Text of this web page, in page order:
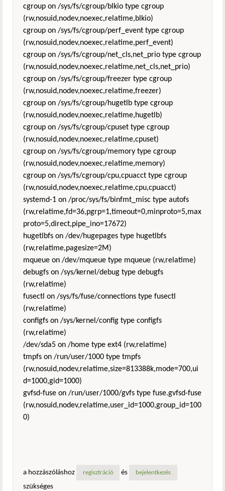
cgroup on /sys/fs/cgroup/blkio type cgroup
(rw,nosuid,nodev,noexec,relatime,blkio)
cgroup on /sys/fs/cgroup/perf_event type cgroup
(rw,nosuid,nodev,noexec,relatime,perf_event)
cgroup on /sys/fs/cgroup/net_cls,net_prio type cgroup
(rw,nosuid,nodev,noexec,relatime,net_cls,net_prio)
cgroup on /sys/fs/cgroup/freezer type cgroup
(rw,nosuid,nodev,noexec,relatime,freezer)
cgroup on /sys/fs/cgroup/hugetlb type cgroup
(rw,nosuid,nodev,noexec,relatime,hugetlb)
cgroup on /sys/fs/cgroup/cpuset type cgroup
(rw,nosuid,nodev,noexec,relatime,cpuset)
cgroup on /sys/fs/cgroup/memory type cgroup
(rw,nosuid,nodev,noexec,relatime,memory)
cgroup on /sys/fs/cgroup/cpu,cpuacct type cgroup
(rw,nosuid,nodev,noexec,relatime,cpu,cpuacct)
systemd-1 on /proc/sys/fs/binfmt_misc type autofs
(rw,relatime,fd=36,pgrp=1,timeout=0,minproto=5,max
proto=5,direct,pipe_ino=17672)
hugetlbfs on /dev/hugepages type hugetlbfs
(rw,relatime,pagesize=2M)
mqueue on /dev/mqueue type mqueue (rw,relatime)
debugfs on /sys/kernel/debug type debugfs
(rw,relatime)
fusectl on /sys/fs/fuse/connections type fusectl
(rw,relatime)
configfs on /sys/kernel/config type configfs
(rw,relatime)
/dev/sda5 on /home type ext4 (rw,relatime)
tmpfs on /run/user/1000 type tmpfs
(rw,nosuid,nodev,relatime,size=813388k,mode=700,ui
d=1000,gid=1000)
gvfsd-fuse on /run/user/1000/gvfs type fuse.gvfsd-fuse
(rw,nosuid,nodev,relatime,user_id=1000,group_id=100
0)
a hozzászóláshoz regisztráció és bejelentkezés
szükséges